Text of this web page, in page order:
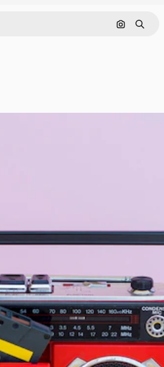
इमेज से खोजें
खोजें